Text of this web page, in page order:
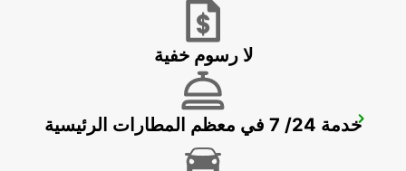
ABU DHABI NYU-SAADIYAT ISLAND
لا رسوم خفية
خدمة 24/ 7 في معظم المطارات الرئيسية